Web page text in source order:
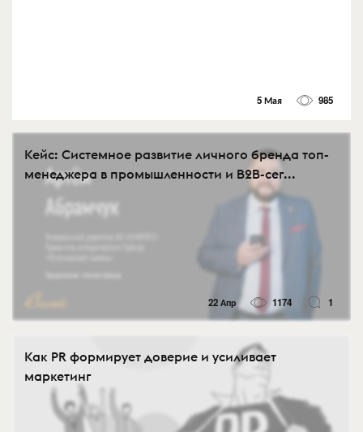
5 Мая 985
Кейс: Системное развитие личного бренда топ-
менеджера в промышленности и B2B-сег...
22 Апр 1174 1
Как PR формирует доверие и усиливает
маркетинг